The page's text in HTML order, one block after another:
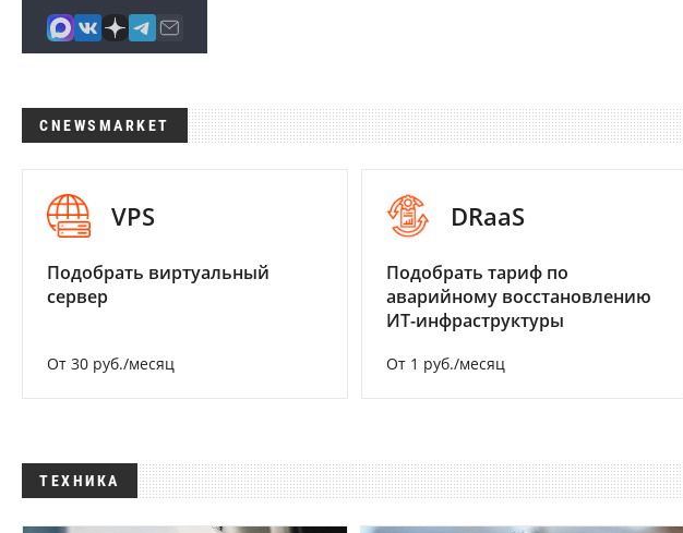
CNEWSMARKET
VPS
Подобрать виртуальный
сервер
От 30 руб./месяц
DRaaS
Подобрать тариф по
аварийному восстановлению
ИТ-инфраструктуры
От 1 руб./месяц
ТЕХНИКА